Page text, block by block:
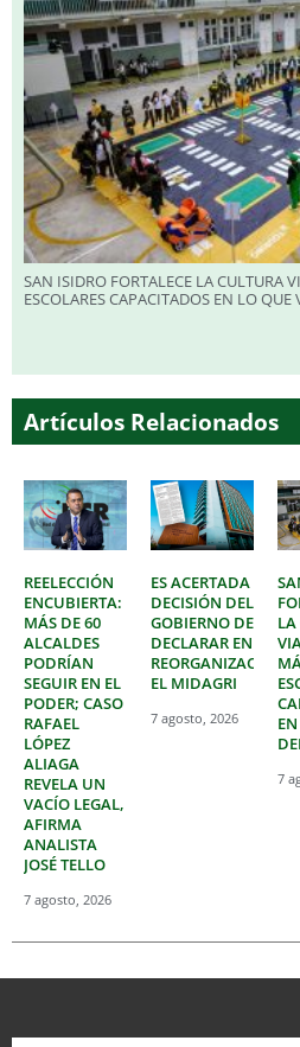
SAN ISIDRO FORTALECE LA CULTURA
ESCOLARES CAPACITADOS EN LO QUE
Artículos Relacionados
REELECCIÓN
ENCUBIERTA:
MÁS DE 60
ALCALDES
PODRÍAN
SEGUIR EN EL
PODER; CASO
RAFAEL
LÓPEZ
ALIAGA
REVELA UN
VACÍO LEGAL,
AFIRMA
ANALISTA
JOSÉ TELLO
7 agosto, 2026
ES ACERTADA
DECISIÓN DEL
GOBIERNO DE
DECLARAR EN
REORGANIZACIÓN
EL MIDAGRI
7 agosto, 2026
7